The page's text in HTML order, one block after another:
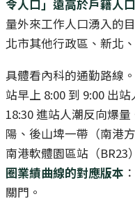
令人口」遠高於戶籍人口
量外來工作人口湧入的
北市其他行政區、新北
具體看內科的通勤路線
站早上 8:00 到 9:00 出
18:30 進站人潮反向爆
陽、後山埤一帶（南港
南港軟體園區站（BR23
圈業績曲線的對應版本
關門。